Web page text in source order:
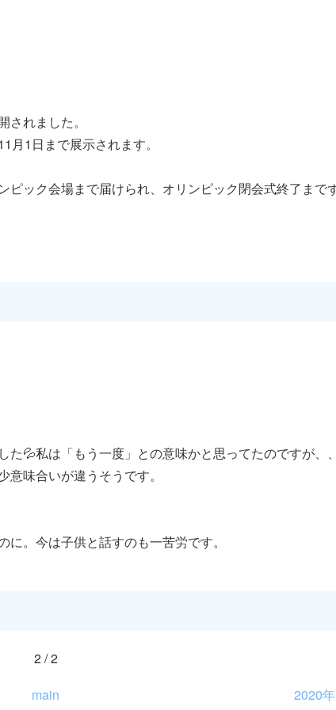
れました。
1日まで展示されます。
ピック会場まで届けられ、オリンピック閉会式終了まで
た💦私は「もう一度」との意味かと思ってたのですが、
味合いが違うそうです。
。今は子供と話すのも一苦労です。
2 / 2
main 2020